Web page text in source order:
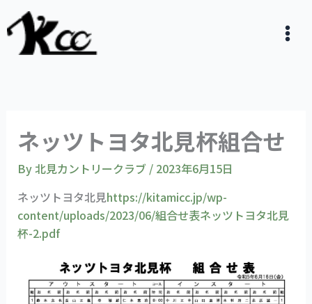
容
ネッツトヨタ北見杯組合せ
By北見カントリークラブ / 2023年6月15日
ネッツトヨタ北見https://kitamicc.jp/wp-
content/uploads/2023/06/組合せ表ネッツトヨタ北見
杯-2.pdf